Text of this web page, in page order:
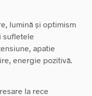
lumină și optimism
sufletele
apatie
energie pozitivă.
la rece